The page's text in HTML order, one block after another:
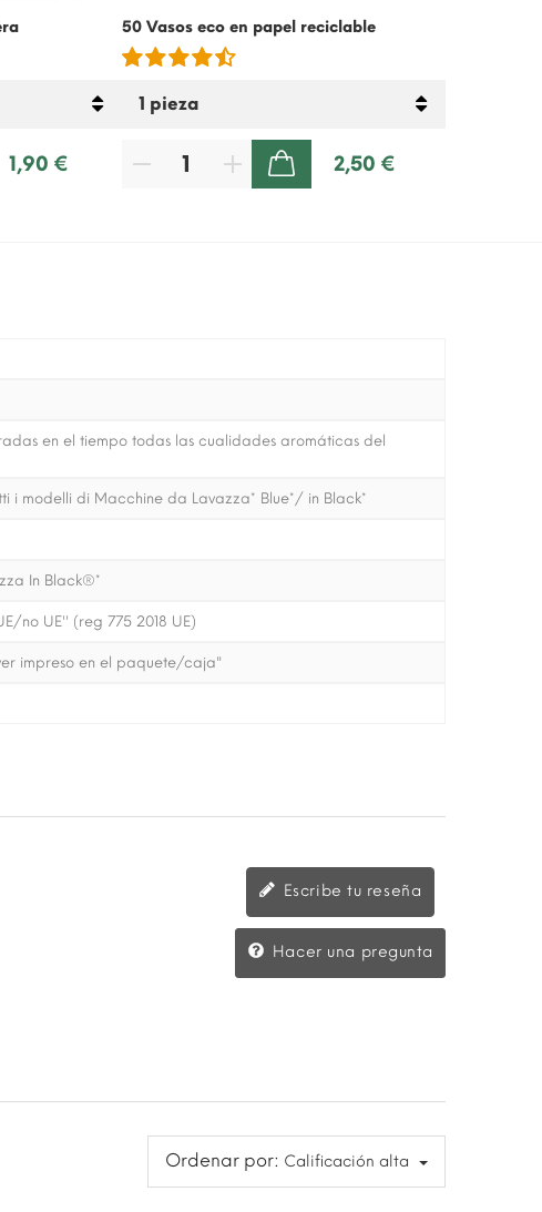
1,90 €
50 Vasos eco en papel reciclable
2,50 €
en el tiempo todas las cualidades aromáticas del
i modelli di Macchine da Lavazza* Blue*/ in Black*
In Black®*
no UE'' (reg 775 2018 UE)
impreso en el paquete/caja"
Escribe tu reseña
Hacer una pregunta
Ordenar por: Calificación alta